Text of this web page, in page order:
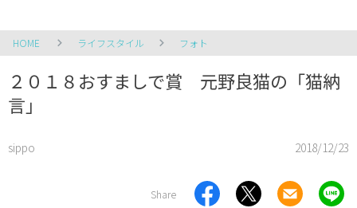
HOME ライフスタイル フォト
２０１８おすましで賞 元野良猫の「猫納
言」
sippo 2018/12/23
Share